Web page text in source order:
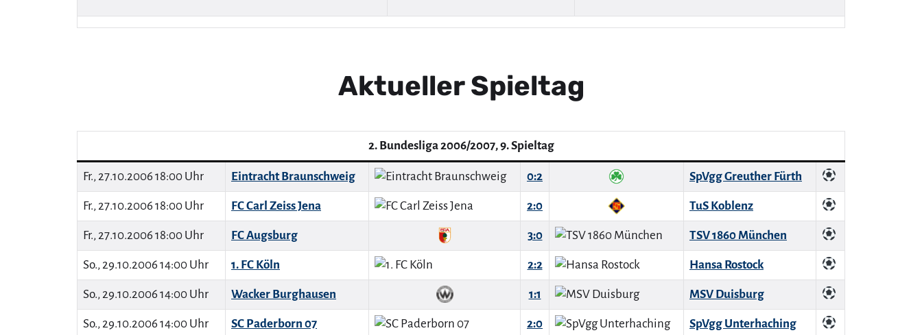
Aktueller Spieltag
2. Bundesliga 2006/2007, 9. Spieltag
Fr., 27.10.2006 18:00 Uhr Eintracht Braunschweig 0:2 SpVgg Greuther Fürth
Fr., 27.10.2006 18:00 Uhr FC Carl Zeiss Jena 2:0 TuS Koblenz
Fr., 27.10.2006 18:00 Uhr FC Augsburg 3:0 TSV 1860 München
So., 29.10.2006 14:00 Uhr 1. FC Köln 2:2 Hansa Rostock
So., 29.10.2006 14:00 Uhr Wacker Burghausen 1:1 MSV Duisburg
So., 29.10.2006 14:00 Uhr SC Paderborn 07 2:0 SpVgg Unterhaching